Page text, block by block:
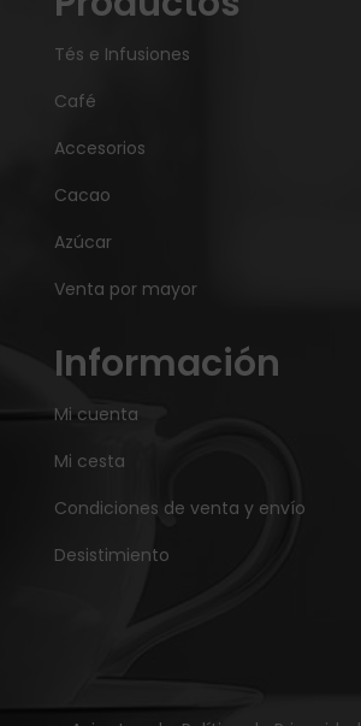
Tés e Infusiones
Café
Accesorios
Cacao
Azúcar
Venta por mayor
Información
Mi cuenta
Mi cesta
Condiciones de venta y envío
Desistimiento